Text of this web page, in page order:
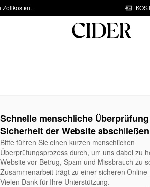
Zollkosten.
Schnelle menschliche
Sicherheit der Website abschließen
Bitte führen Sie einen kurzen menschlichen
Überprüfungsprozess durch, um uns dabei zu
Website vor Betrug, Spam und Missbrauch zu
Zusammenarbeit trägt zu einer sicheren
Vielen Dank für Ihre Unterstützung.